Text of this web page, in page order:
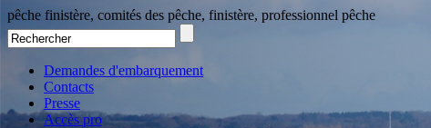
pêche finistère, comités des pêche, finistère, professionnel pêche
Demandes d'embarquement
Contacts
Presse
Accès pro